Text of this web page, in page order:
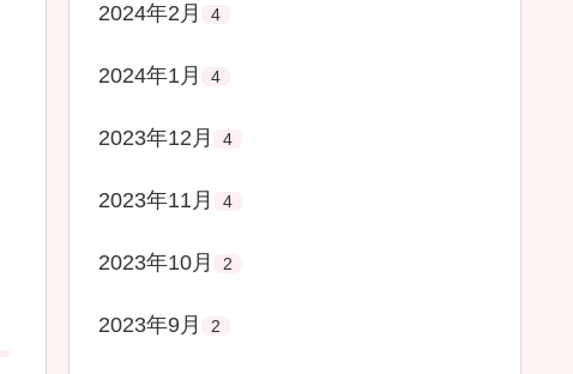
2024年2月 4
2024年1月 4
2023年12月 4
2023年11月 4
2023年10月 2
2023年9月 2